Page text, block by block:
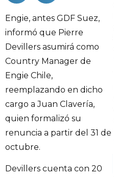
Engie, antes GDF Suez,
informó que Pierre
Devillers asumirá como
Country Manager de
Engie Chile,
reemplazando en dicho
cargo a Juan Clavería,
quien formalizó su
renuncia a partir del 31 de
octubre.
Devillers cuenta con 20